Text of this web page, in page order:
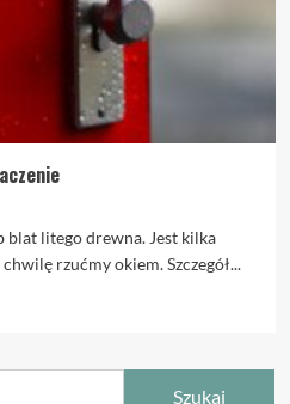
litego drewna. Jest kilka
rzućmy okiem. Szczegół...